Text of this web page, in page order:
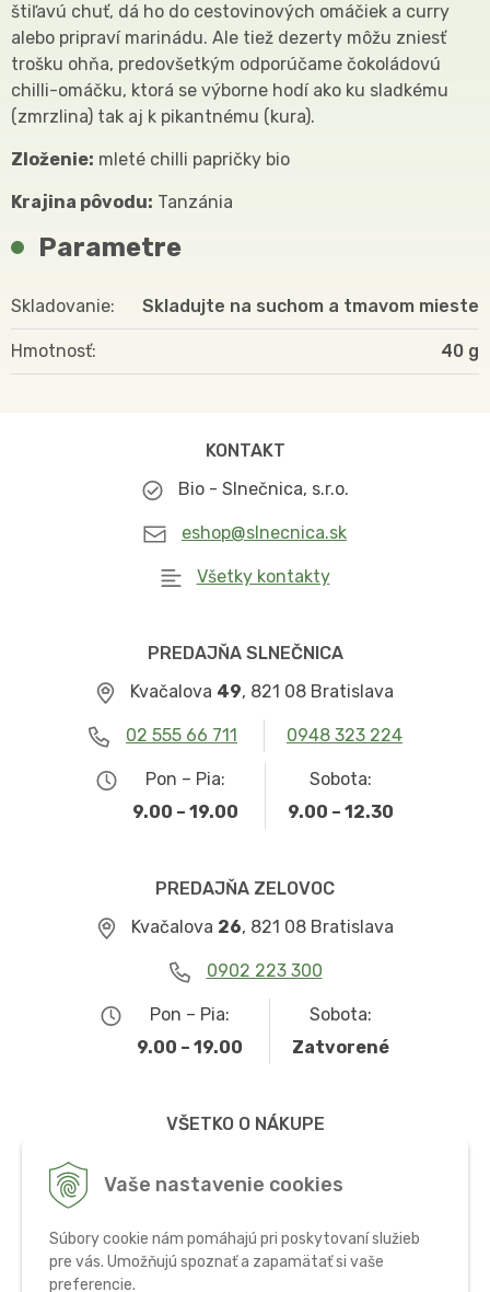
Vaše nastavenie cookies
Súbory cookie nám pomáhajú pri poskytovaní služieb
pre vás. Umožňujú spoznať a zapamätať si vaše
preferencie.
štiľavú chuť, dá ho do cestovinových omáčiek a curry
alebo pripraví marinádu. Ale tiež dezerty môžu zniesť
trošku ohňa, predovšetkým odporúčame čokoládovú
chilli-omáčku, ktorá se výborne hodí ako ku sladkému
(zmrzlina) tak aj k pikantnému (kura).
Zloženie: mleté chilli papričky bio
Krajina pôvodu: Tanzánia
Parametre
Skladovanie Skladujte na suchom a tmavom mieste
Hmotnosť 40
KONTAKT
Bio - Slnečnica, s.r.o.
eshop@slnecnica.sk
Všetky kontakty
PREDAJŇA SLNEČNICA
Kvačalova 49, 821 08 Bratislava
02 555 66 711 0948 323 224
Pon – Pia:
9.00 – 19.00
Sobota:
9.00 – 12.30
PREDAJŇA ZELOVOC
Kvačalova 26, 821 08 Bratislava
0902 223 300
Pon – Pia:
9.00 – 19.00
Sobota:
Zatvorené
VŠETKO O NÁKUPE
Ochrana osobných údajov